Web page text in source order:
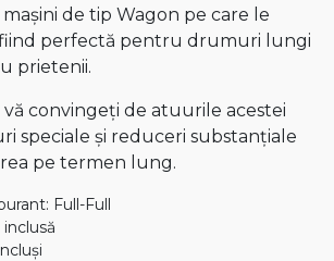
de tip Wagon pe care le
perfectă pentru drumuri lungi
prietenii.
vă convingeți de atuurile acestei
speciale și reduceri substanțiale
pe termen lung.
Full-Full